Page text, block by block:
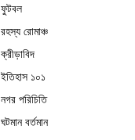
ফুটবল
রহস্য রোমাঞ্চ
ক্রীড়াবিদ
ইতিহাস ১০১
নগর পরিচিতি
ঘটমান বর্তমান